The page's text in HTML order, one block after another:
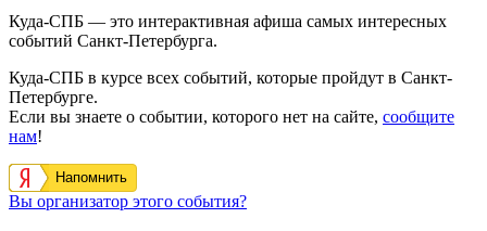
Куда-СПБ — это интерактивная афиша самых интересных
событий Санкт-Петербурга.
Куда-СПБ в курсе всех событий, которые пройдут в Санкт-
Петербурге.
Если вы знаете о событии, которого нет на сайте, сообщите
нам!
Напомнить
Вы организатор этого события?